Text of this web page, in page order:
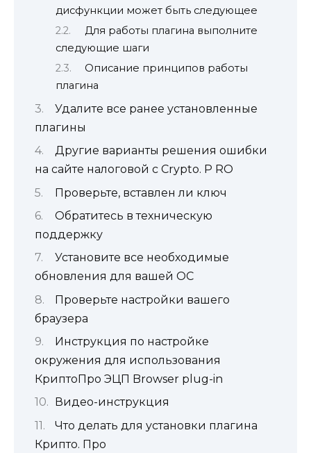
дисфункции может быть следующее
Для работы плагина выполните
следующие шаги
Описание принципов работы
плагина
Удалите все ранее установленные
плагины
Другие варианты решения ошибки
на сайте налоговой с Crypto. P RO
Проверьте, вставлен ли ключ
Обратитесь в техническую
поддержку
Установите все необходимые
обновления для вашей ОС
Проверьте настройки вашего
браузера
Инструкция по настройке
окружения для использования
КриптоПро ЭЦП Browser plug-in
Видео-инструкция
Что делать для установки плагина
Крипто. Про